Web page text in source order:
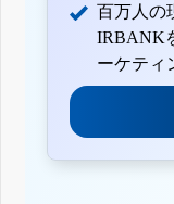
百万人の
IRBANK
ーケティ